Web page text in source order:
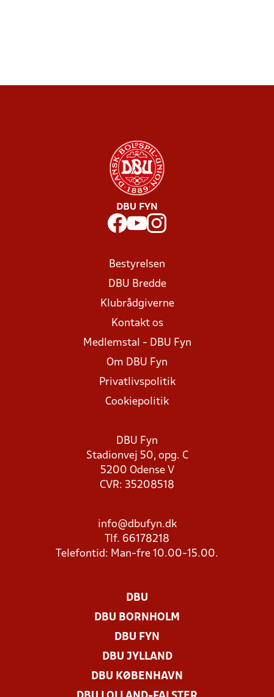
DBU FYN
Bestyrelsen
DBU Bredde
Klubrådgiverne
Kontakt os
Medlemstal - DBU Fyn
Om DBU Fyn
Privatlivspolitik
Cookiepolitik
DBU Fyn
Stadionvej 50, opg. C
5200 Odense V
CVR: 35208518
info@dbufyn.dk
Tlf. 66178218
Telefontid: Man-fre 10.00-15.00.
DBU
DBU BORNHOLM
DBU FYN
DBU JYLLAND
DBU KØBENHAVN